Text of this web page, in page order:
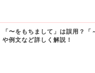
「〜をもちまして」は誤用？
や例文など詳しく解説！